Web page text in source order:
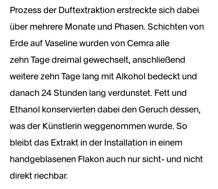
Prozess der Duftextraktion erstreckte sich dabei
über mehrere Monate und Phasen. Schichten von
Erde auf Vaseline wurden von Cemra alle
zehn Tage dreimal gewechselt, anschließend
weitere zehn Tage lang mit Alkohol bedeckt und
danach 24 Stunden lang verdunstet. Fett und
Ethanol konservierten dabei den Geruch dessen,
was der Künstlerin weggenommen wurde. So
bleibt das Extrakt in der Installation in einem
handgeblasenen Flakon auch nur sicht- und nicht
direkt riechbar.